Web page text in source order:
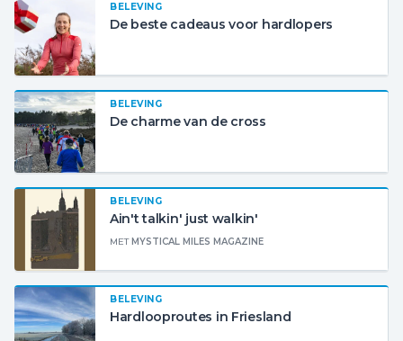
BELEVING
De beste cadeaus voor hardlopers
BELEVING
De charme van de cross
BELEVING
Ain't talkin' just walkin'
METMYSTICAL MILES MAGAZINE
BELEVING
Hardlooproutes in Friesland